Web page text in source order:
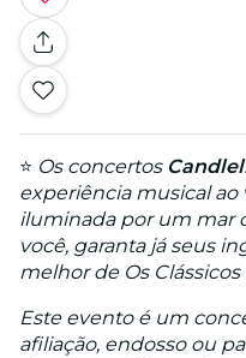
⭐ Os concertos
experiência musical ao
iluminada por um mar
você, garanta já seus
melhor de Os
Este evento é um
afiliação, endosso ou